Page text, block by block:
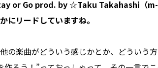
or Go prod. by ☆Taku Takahashi（m-
にリードしていますね。
の楽曲がどういう感じかとか、どうい